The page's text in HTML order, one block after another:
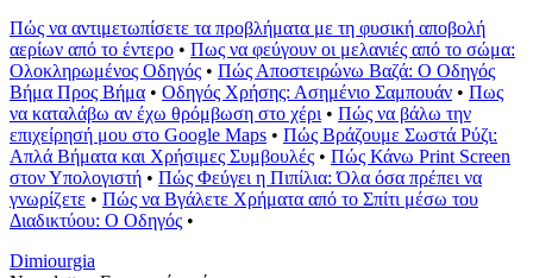
Πώς να αντιμετωπίσετε τα προβλήματα με τη φυσική αποβολή
αερίων από το έντερο • Πως να φεύγουν οι μελανιές από το σώμα:
Ολοκληρωμένος Οδηγός • Πώς Αποστειρώνω Βαζά: Ο Οδηγός
Βήμα Προς Βήμα • Οδηγός Χρήσης: Ασημένιο Σαμπουάν • Πως
να καταλάβω αν έχω θρόμβωση στο χέρι • Πώς να βάλω την
επιχείρησή μου στο Google Maps • Πώς Βράζουμε Σωστά Ρύζι:
Απλά Βήματα και Χρήσιμες Συμβουλές • Πώς Κάνω Print Screen
στον Υπολογιστή • Πώς Φεύγει η Πιπίλια: Όλα όσα πρέπει να
γνωρίζετε • Πώς να Βγάλετε Χρήματα από το Σπίτι μέσω του
Διαδικτύου: Ο Οδηγός •
Dimiourgia